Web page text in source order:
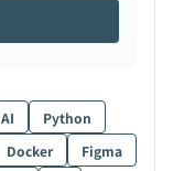
AI
Python
Docker
Figma